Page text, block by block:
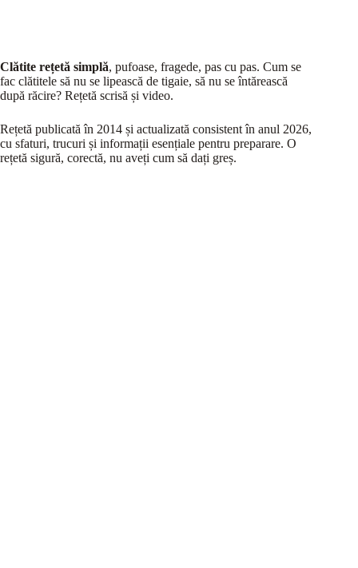
Clătite rețetă simplă, pufoase, fragede, pas cu pas. Cum se
fac clătitele să nu se lipească de tigaie, să nu se întărească
după răcire? Rețetă scrisă și video.
Rețetă publicată în 2014 și actualizată consistent în anul 2026,
cu sfaturi, trucuri și informații esențiale pentru preparare. O
rețetă sigură, corectă, nu aveți cum să dați greș.